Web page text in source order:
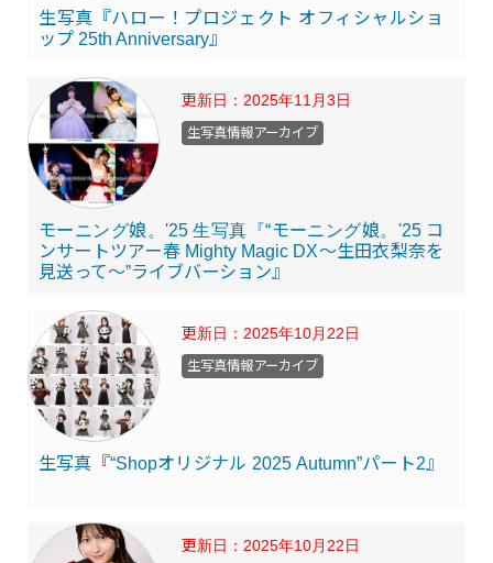
生写真『ハロー！プロジェクト オフィシャルショ
ップ 25th Anniversary』
更新日： 2025年11月3日
モーニング娘。'25 生写真『“モーニング娘。'25 コ
ンサートツアー春 Mighty Magic DX～生田衣梨奈を
見送って～”ライブバーション』
生写真情報アーカイブ
更新日： 2025年10月22日
生写真『“Shopオリジナル 2025 Autumn”パート2』
生写真情報アーカイブ
更新日： 2025年10月22日